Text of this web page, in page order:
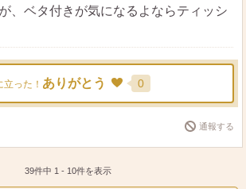
、ベタ付きが気になるよならティッシ
立った！ ありがとう 0
通報する
39件中 1 - 10件を表示